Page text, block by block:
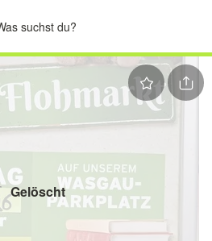
Gelöscht